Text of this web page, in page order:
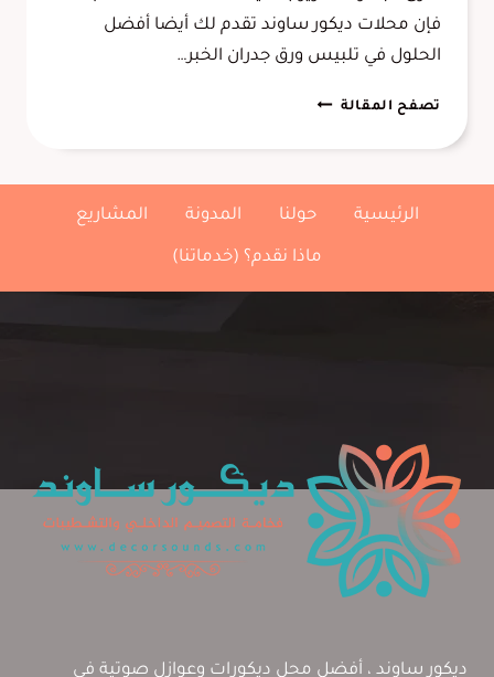
فإن محلات ديكور ساوند تقدم لك أيضا أفضل
الحلول في تلبيس ورق جدران الخبر…
تصفح المقالةطباعة
جدران
ورق
الشرقية
الرئيسية حولنا المدونة المشاريع
ماذا نقدم؟ (خدماتنا)
ديكور ساوند ، أفضل محل ديكورات وعوازل صوتية في